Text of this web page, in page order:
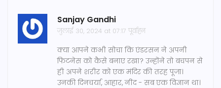
Sanjay Gandhi
जुलाई 30, 2024 at 07:17 पूर्वाह्न
क्या आपने कभी सोचा कि एंडरसन ने अपनी
फिटनेस को कैसे बनाए रखा? उन्होंने तो बचपन से
ही अपने शरीर को एक मंदिर की तरह पूजा।
उनकी दिनचर्या, आहार, नींद - सब एक विज्ञान था।